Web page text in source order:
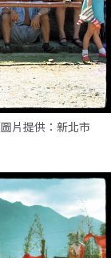
片提供：新北市